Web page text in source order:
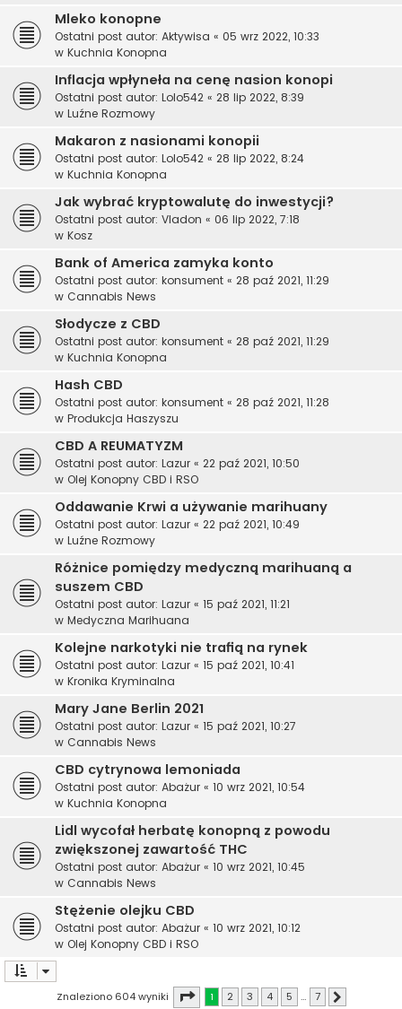
Mleko konopne
Ostatni post autor: Aktywisa « 05 wrz 2022, 10:33
w Kuchnia Konopna
Inflacja wpłyneła na cenę nasion konopi
Ostatni post autor: Lolo542 « 28 lip 2022, 8:39
w Luźne Rozmowy
Makaron z nasionami konopii
Ostatni post autor: Lolo542 « 28 lip 2022, 8:24
w Kuchnia Konopna
Jak wybrać kryptowalutę do inwestycji?
Ostatni post autor: Vladon « 06 lip 2022, 7:18
w Kosz
Bank of America zamyka konto
Ostatni post autor: konsument « 28 paź 2021, 11:29
w Cannabis News
Słodycze z CBD
Ostatni post autor: konsument « 28 paź 2021, 11:29
w Kuchnia Konopna
Hash CBD
Ostatni post autor: konsument « 28 paź 2021, 11:28
w Produkcja Haszyszu
CBD A REUMATYZM
Ostatni post autor: Lazur « 22 paź 2021, 10:50
w Olej Konopny CBD i RSO
Oddawanie Krwi a używanie marihuany
Ostatni post autor: Lazur « 22 paź 2021, 10:49
w Luźne Rozmowy
Różnice pomiędzy medyczną marihuaną a
suszem CBD
Ostatni post autor: Lazur « 15 paź 2021, 11:21
w Medyczna Marihuana
Kolejne narkotyki nie trafią na rynek
Ostatni post autor: Lazur « 15 paź 2021, 10:41
w Kronika Kryminalna
Mary Jane Berlin 2021
Ostatni post autor: Lazur « 15 paź 2021, 10:27
w Cannabis News
CBD cytrynowa lemoniada
Ostatni post autor: Abażur « 10 wrz 2021, 10:54
w Kuchnia Konopna
Lidl wycofał herbatę konopną z powodu
zwiększonej zawartość THC
Ostatni post autor: Abażur « 10 wrz 2021, 10:45
w Cannabis News
Stężenie olejku CBD
Ostatni post autor: Abażur « 10 wrz 2021, 10:12
w Olej Konopny CBD i RSO
Znaleziono 604 wyniki Strona1 7
1 2 3 4 5 … 7